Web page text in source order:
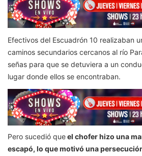
Efectivos del Escuadrón 10 realizaban
caminos secundarios cercanos al río
señas para que se detuviera a un
lugar donde ellos se encontraban.
Pero sucedió queel chofer hizo una
escapó, lo que motivó una